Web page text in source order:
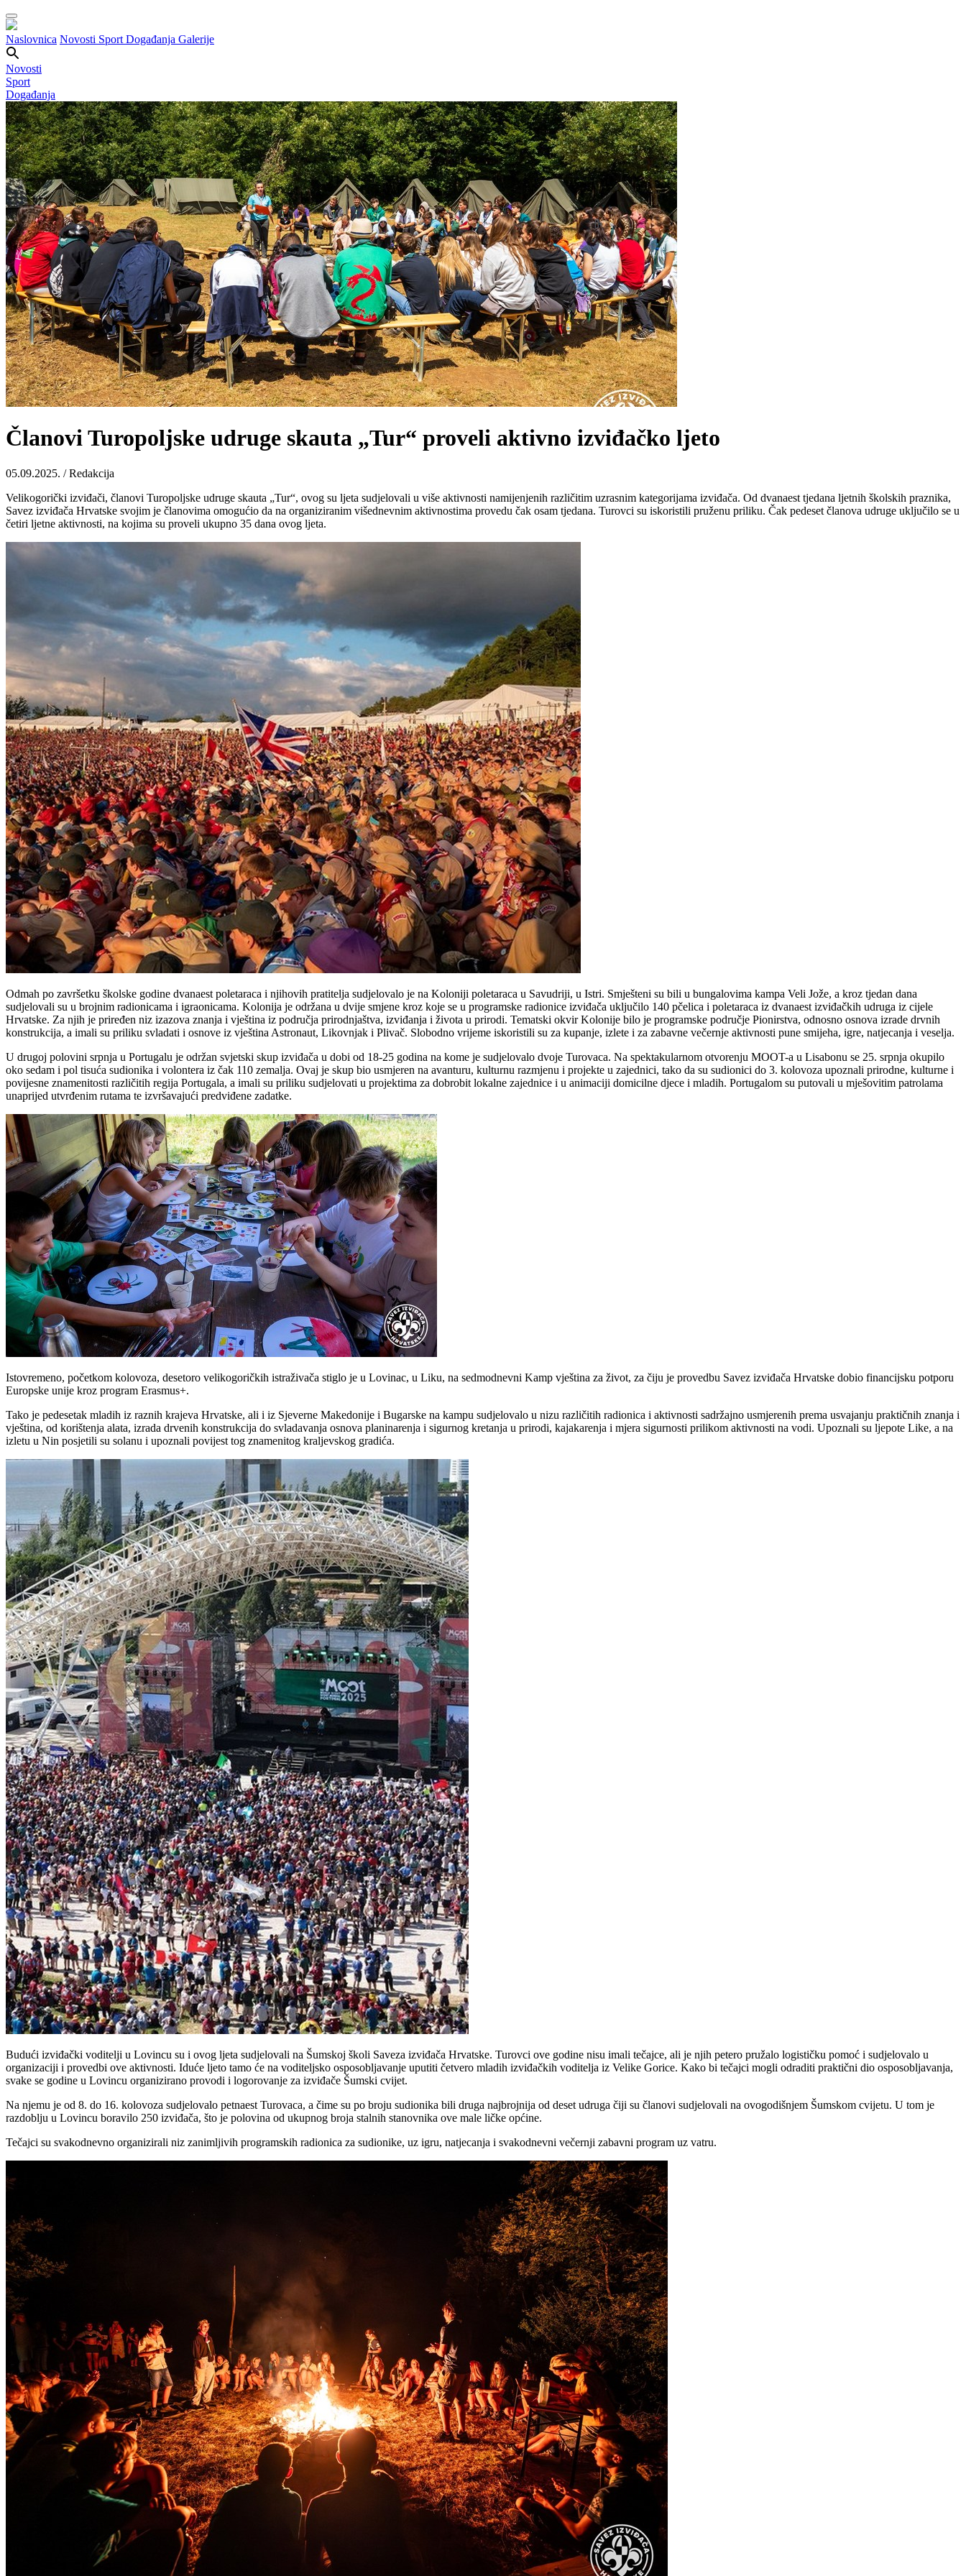
Naslovnica Novosti Sport Događanja Galerije
Novosti
Sport
Događanja
Članovi Turopoljske udruge skauta „Tur“ proveli aktivno izviđačko ljeto
05.09.2025. / Redakcija
Velikogorički izviđači, članovi Turopoljske udruge skauta „Tur“, ovog su ljeta sudjelovali u više aktivnosti namijenjenih različitim uzrasnim kategorijama izviđača. Od dvanaest tjedana ljetnih školskih praznika,
Savez izviđača Hrvatske svojim je članovima omogućio da na organiziranim višednevnim aktivnostima provedu čak osam tjedana. Turovci su iskoristili pruženu priliku. Čak pedeset članova udruge uključilo se u
četiri ljetne aktivnosti, na kojima su proveli ukupno 35 dana ovog ljeta.
Odmah po završetku školske godine dvanaest poletaraca i njihovih pratitelja sudjelovalo je na Koloniji poletaraca u Savudriji, u Istri. Smješteni su bili u bungalovima kampa Veli Jože, a kroz tjedan dana
sudjelovali su u brojnim radionicama i igraonicama. Kolonija je održana u dvije smjene kroz koje se u programske radionice izviđača uključilo 140 pčelica i poletaraca iz dvanaest izviđačkih udruga iz cijele
Hrvatske. Za njih je priređen niz izazova znanja i vještina iz područja prirodnjaštva, izviđanja i života u prirodi. Tematski okvir Kolonije bilo je programske područje Pionirstva, odnosno osnova izrade drvnih
konstrukcija, a imali su priliku svladati i osnove iz vještina Astronaut, Likovnjak i Plivač. Slobodno vrijeme iskoristili su za kupanje, izlete i za zabavne večernje aktivnosti pune smijeha, igre, natjecanja i veselja.
U drugoj polovini srpnja u Portugalu je održan svjetski skup izviđača u dobi od 18-25 godina na kome je sudjelovalo dvoje Turovaca. Na spektakularnom otvorenju MOOT-a u Lisabonu se 25. srpnja okupilo
oko sedam i pol tisuća sudionika i volontera iz čak 110 zemalja. Ovaj je skup bio usmjeren na avanturu, kulturnu razmjenu i projekte u zajednici, tako da su sudionici do 3. kolovoza upoznali prirodne, kulturne i
povijesne znamenitosti različitih regija Portugala, a imali su priliku sudjelovati u projektima za dobrobit lokalne zajednice i u animaciji domicilne djece i mladih. Portugalom su putovali u mješovitim patrolama
unaprijed utvrđenim rutama te izvršavajući predviđene zadatke.
Istovremeno, početkom kolovoza, desetoro velikogoričkih istraživača stiglo je u Lovinac, u Liku, na sedmodnevni Kamp vještina za život, za čiju je provedbu Savez izviđača Hrvatske dobio financijsku potporu
Europske unije kroz program Erasmus+.
Tako je pedesetak mladih iz raznih krajeva Hrvatske, ali i iz Sjeverne Makedonije i Bugarske na kampu sudjelovalo u nizu različitih radionica i aktivnosti sadržajno usmjerenih prema usvajanju praktičnih znanja i
vještina, od korištenja alata, izrada drvenih konstrukcija do svladavanja osnova planinarenja i sigurnog kretanja u prirodi, kajakarenja i mjera sigurnosti prilikom aktivnosti na vodi. Upoznali su ljepote Like, a na
izletu u Nin posjetili su solanu i upoznali povijest tog znamenitog kraljevskog gradića.
Budući izviđački voditelji u Lovincu su i ovog ljeta sudjelovali na Šumskoj školi Saveza izviđača Hrvatske. Turovci ove godine nisu imali tečajce, ali je njih petero pružalo logističku pomoć i sudjelovalo u
organizaciji i provedbi ove aktivnosti. Iduće ljeto tamo će na voditeljsko osposobljavanje uputiti četvero mladih izviđačkih voditelja iz Velike Gorice. Kako bi tečajci mogli odraditi praktični dio osposobljavanja,
svake se godine u Lovincu organizirano provodi i logorovanje za izviđače Šumski cvijet.
Na njemu je od 8. do 16. kolovoza sudjelovalo petnaest Turovaca, a čime su po broju sudionika bili druga najbrojnija od deset udruga čiji su članovi sudjelovali na ovogodišnjem Šumskom cvijetu. U tom je
razdoblju u Lovincu boravilo 250 izviđača, što je polovina od ukupnog broja stalnih stanovnika ove male ličke općine.
Tečajci su svakodnevno organizirali niz zanimljivih programskih radionica za sudionike, uz igru, natjecanja i svakodnevni večernji zabavni program uz vatru.